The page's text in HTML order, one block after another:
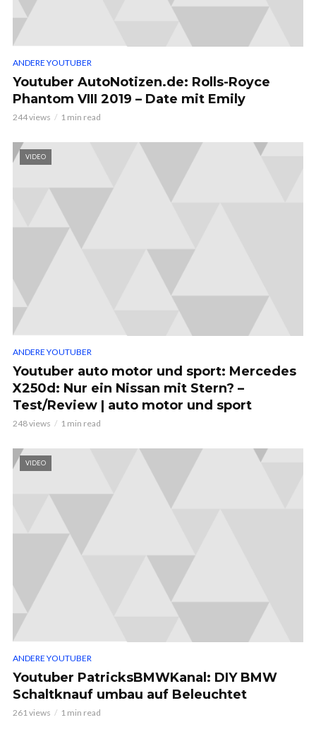
ANDERE YOUTUBER
Youtuber AutoNotizen.de: Rolls-Royce
Phantom VIII 2019 – Date mit Emily
244 views 1 min read
VIDEO
ANDERE YOUTUBER
Youtuber auto motor und sport: Mercedes
X250d: Nur ein Nissan mit Stern? –
Test/Review | auto motor und sport
248 views 1 min read
VIDEO
ANDERE YOUTUBER
Youtuber PatricksBMWKanal: DIY BMW
Schaltknauf umbau auf Beleuchtet
261 views 1 min read